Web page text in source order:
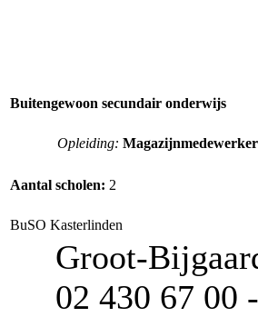
Buitengewoon secundair onderwijs
Opleiding:
Aantal scholen: 2
BuSO Kasterlinden
Groot-
02 430 67 00